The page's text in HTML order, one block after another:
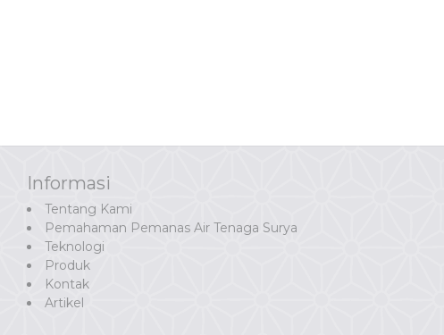
Informasi
Tentang Kami
Pemahaman Pemanas Air Tenaga Surya
Teknologi
Produk
Kontak
Artikel